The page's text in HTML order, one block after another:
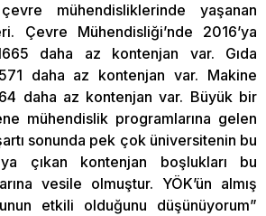
mühendisliklerinde yaşanan
Çevre Mühendisliği’nde 2016’ya
daha az kontenjan var. Gıda
daha az kontenjan var. Makine
daha az kontenjan var. Büyük bir
mühendislik programlarına gelen
sonunda pek çok üniversitenin bu
çıkan kontenjan boşlukları bu
vesile olmuştur. YÖK’ün almış
etkili olduğunu düşünüyorum”